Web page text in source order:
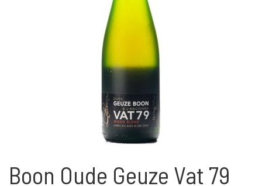
Boon Oude Geuze Vat 79